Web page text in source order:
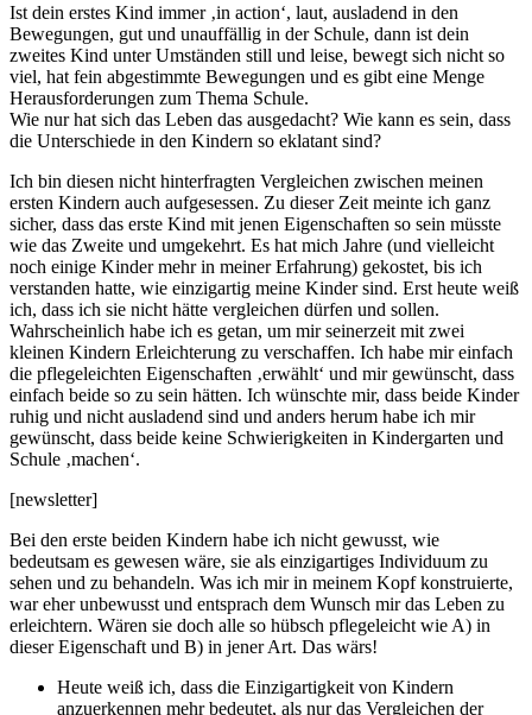
Ist dein erstes Kind immer ‚in action‘, laut, ausladend in den
Bewegungen, gut und unauffällig in der Schule, dann ist dein
zweites Kind unter Umständen still und leise, bewegt sich nicht so
viel, hat fein abgestimmte Bewegungen und es gibt eine Menge
Herausforderungen zum Thema Schule.
Wie nur hat sich das Leben das ausgedacht? Wie kann es sein, dass
die Unterschiede in den Kindern so eklatant sind?
Ich bin diesen nicht hinterfragten Vergleichen zwischen meinen
ersten Kindern auch aufgesessen. Zu dieser Zeit meinte ich ganz
sicher, dass das erste Kind mit jenen Eigenschaften so sein müsste
wie das Zweite und umgekehrt. Es hat mich Jahre (und vielleicht
noch einige Kinder mehr in meiner Erfahrung) gekostet, bis ich
verstanden hatte, wie einzigartig meine Kinder sind. Erst heute weiß
ich, dass ich sie nicht hätte vergleichen dürfen und sollen.
Wahrscheinlich habe ich es getan, um mir seinerzeit mit zwei
kleinen Kindern Erleichterung zu verschaffen. Ich habe mir einfach
die pflegeleichten Eigenschaften ‚erwählt‘ und mir gewünscht, dass
einfach beide so zu sein hätten. Ich wünschte mir, dass beide Kinder
ruhig und nicht ausladend sind und anders herum habe ich mir
gewünscht, dass beide keine Schwierigkeiten in Kindergarten und
Schule ‚machen‘.
[newsletter]
Bei den erste beiden Kindern habe ich nicht gewusst, wie
bedeutsam es gewesen wäre, sie als einzigartiges Individuum zu
sehen und zu behandeln. Was ich mir in meinem Kopf konstruierte,
war eher unbewusst und entsprach dem Wunsch mir das Leben zu
erleichtern. Wären sie doch alle so hübsch pflegeleicht wie A) in
dieser Eigenschaft und B) in jener Art. Das wärs!
Heute weiß ich, dass die Einzigartigkeit von Kindern
anzuerkennen mehr bedeutet, als nur das Vergleichen der